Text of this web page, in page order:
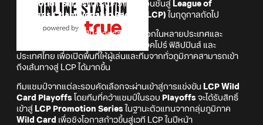
Promotion Seriesและลุ้นคว้าตั๋วเลื่อนชั้นสู่ League of
Legends Championship Pacific (LCP) ในฤดูกาลถัดไป
LCP Wild Card ในปีนี้จะจัดรอบคัดเลือกในหลายประเทศและ
ภูมิภาค รวมถึง อินโดนีเซีย มาเลเซีย สิงคโปร์ ฟิลิปปินส์ และ
ประเทศไทย เพื่อเปิดพื้นที่ให้ผู้เล่นและทีมจากทั่วภูมิภาคสามารถเข้า
ถึงเส้นทางสู่ LCP ได้มากขึ้น
ทีมแชมป์จากแต่ละรอบคัดเลือกจะผ่านเข้าสู่การแข่งขัน LCP Wild
Card Playoffs โดยทีมที่คว้าแชมป์ในรอบ Playoffs จะได้รับสิทธิ์
เข้าสู่ LCP Promotion Series ในฐานะตัวแทนจากกลุ่มภูมิภาค
Wild Card เพื่อชิงโอกาสก้าวขึ้นสู่เวที LCP ในปีหน้า